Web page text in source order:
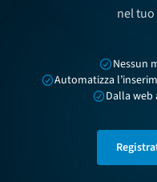
nel
Nessun
Automatizza
Dalla web